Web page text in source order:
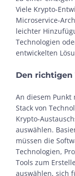
Viele Krypto-
Microservice-
leichter
Technologien
entwickelten
Den richtigen
An diesem Punkt
Stack von
Krypto-
auswählen.
müssen die
Technologien,
Tools zum
auswählen, sich